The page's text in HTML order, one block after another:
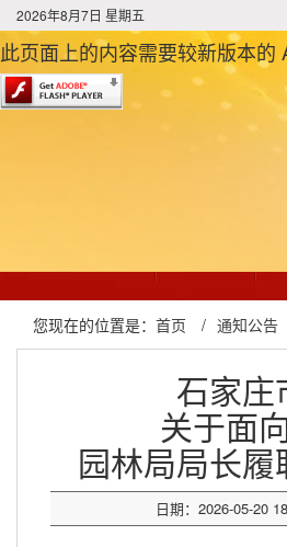
2026年8月7日 星期五
此页面上的内容需要较新版本的
您现在的位置是： 首页 / 通知公告
石家庄
关于面
园林局局长
日期：2026-05-20